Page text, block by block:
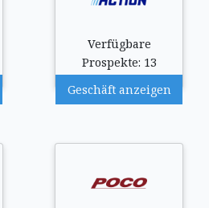
Verfügbare
Prospekte: 13
Geschäft anzeigen